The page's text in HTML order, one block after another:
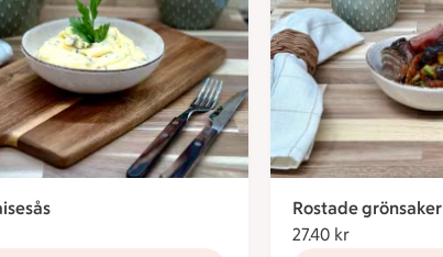
Rostade grönsaker
27.40 kr